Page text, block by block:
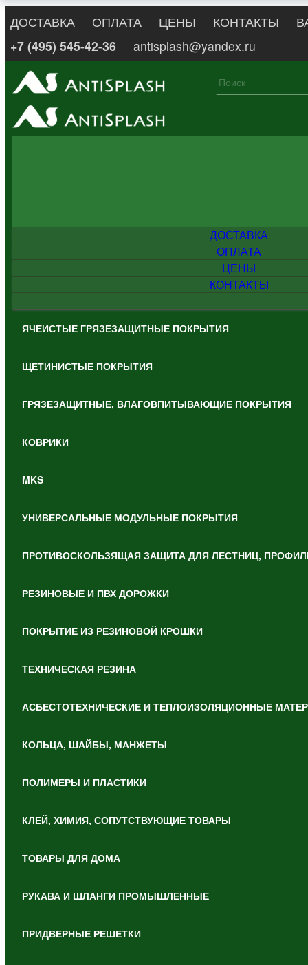
ДОСТАВКА ОПЛАТА ЦЕНЫ КОНТАКТЫ
+7 (495) 545-42-36
antisplash@yandex.ru
ДОСТАВКА
ОПЛАТА
ЦЕНЫ
КОНТАКТЫ
ЯЧЕИСТЫЕ ГРЯЗЕЗАЩИТНЫЕ ПОКРЫТИЯ
ЩЕТИНИСТЫЕ ПОКРЫТИЯ
ГРЯЗЕЗАЩИТНЫЕ, ВЛАГОВПИТЫВАЮЩИЕ ПОКРЫТИЯ
КОВРИКИ
MKS
УНИВЕРСАЛЬНЫЕ МОДУЛЬНЫЕ ПОКРЫТИЯ
ПРОТИВОСКОЛЬЗЯЩАЯ ЗАЩИТА ДЛЯ ЛЕСТНИЦ,
РЕЗИНОВЫЕ И ПВХ ДОРОЖКИ
ПОКРЫТИЕ ИЗ РЕЗИНОВОЙ КРОШКИ
ТЕХНИЧЕСКАЯ РЕЗИНА
АСБЕСТОТЕХНИЧЕСКИЕ И ТЕПЛОИЗОЛЯЦИОННЫЕ
КОЛЬЦА, ШАЙБЫ, МАНЖЕТЫ
ПОЛИМЕРЫ И ПЛАСТИКИ
КЛЕЙ, ХИМИЯ, СОПУТСТВУЮЩИЕ ТОВАРЫ
ТОВАРЫ ДЛЯ ДОМА
РУКАВА И ШЛАНГИ ПРОМЫШЛЕННЫЕ
ПРИДВЕРНЫЕ РЕШЕТКИ